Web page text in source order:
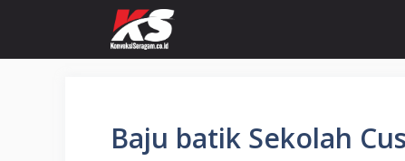
isi
Baju batik Sekolah